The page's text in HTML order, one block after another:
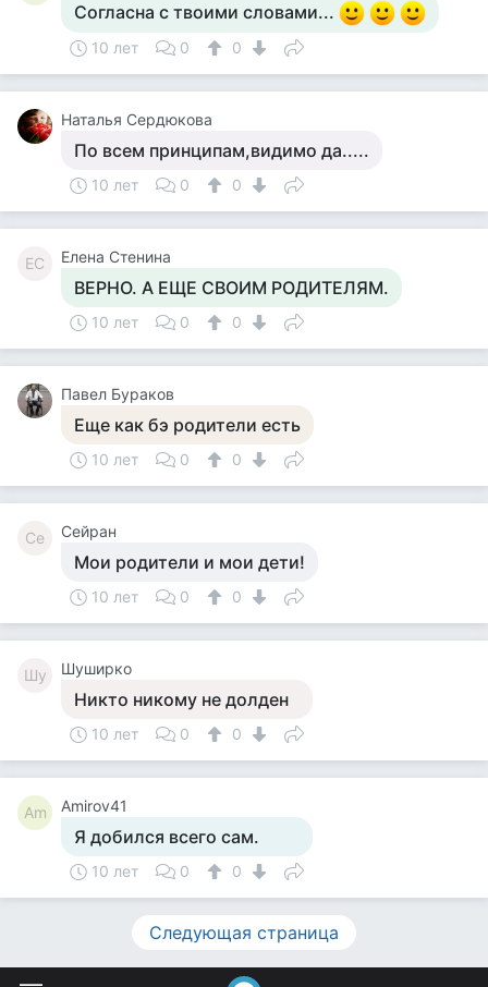
Согласна с твоими словами...
10 лет 0 0
Наталья Сердюкова
По всем принципам,видимо да.....
10 лет 0 0
ЕС Елена Стенина
ВЕРНО. А ЕЩЕ СВОИМ РОДИТЕЛЯМ.
10 лет 0 0
Павел Бураков
Еще как бэ родители есть
10 лет 0 0
Се Сейран
Мои родители и мои дети!
10 лет 0 0
Шу Шуширко
Никто никому не долден
10 лет 0 0
Am Amirov41
Я добился всего сам.
10 лет 0 0
Следующая страница